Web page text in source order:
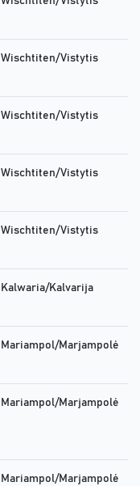
Wischtiten/Vistytis
Wischtiten/Vistytis
Wischtiten/Vistytis
Wischtiten/Vistytis
Kalwaria/Kalvarija
Mariampol/Marjampolė
Mariampol/Marjampolė
Mariampol/Marjampolė